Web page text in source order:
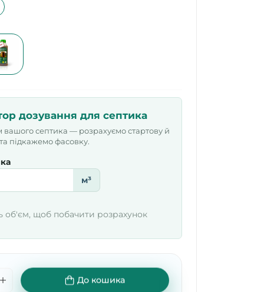
дозування для септика
вашого септика — розрахуємо стартову й
підкажемо фасовку.
м³
об'єм, щоб побачити розрахунок
До кошика